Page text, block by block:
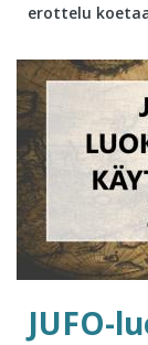
erottelu
JUFO-